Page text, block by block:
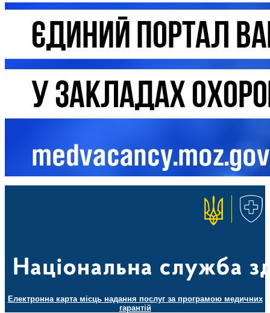
Електронна карта місць надання послуг за програмою медичних
гарантій